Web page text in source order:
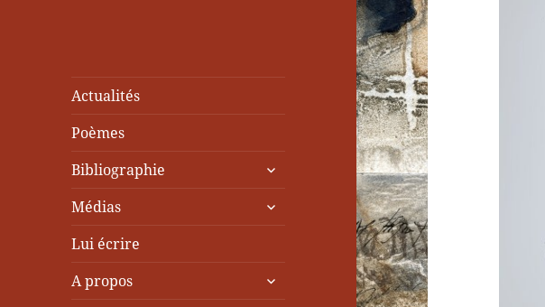
Actualités
Poèmes
Bibliographie
ouvrir
sous-
Médias
ouvrir
Lui écrire
A propos
ouvrir